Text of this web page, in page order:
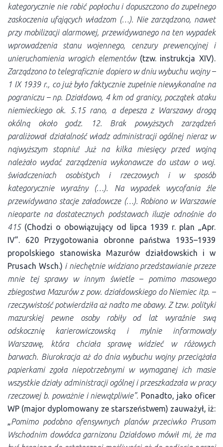
kategorycznie nie robić popłochu i dopuszczono do zupełnego
zaskoczenia ufających władzom (…). Nie zarządzono, nawet
przy mobilizacji alarmowej, przewidywanego na ten wypadek
wprowadzenia stanu wojennego, cenzury prewencyjnej i
unieruchomienia wrogich elementów (tzw. instrukcja XIV).
Zarządzono to telegraficznie dopiero w dniu wybuchu wojny –
1 IX 1939 r., co już było faktycznie zupełnie niewykonalne na
pograniczu – np. Działdowo, 4 km od granicy, początek ataku
niemieckiego ok. 5.15 rano, a depesza z Warszawy drogą
okólną około godz. 12. Brak powyższych zarządzeń
paraliżował działalność władz administracji ogólnej nieraz w
najwyższym stopniu! Już na kilka miesięcy przed wojną
należało wydać zarządzenia wykonawcze do ustaw o woj.
świadczeniach osobistych i rzeczowych i w sposób
kategorycznie wyraźny (…). Na wypadek wycofania źle
przewidywano stacje załadowcze (…). Robiono w Warszawie
nieoparte na dostatecznych podstawach iluzje odnośnie do
415 (Chodzi o obowiązujący od lipca 1939 r. plan „Apr.
IV”. 620 Przygotowania obronne państwa 1935–1939
propolskiego stanowiska Mazurów działdowskich i w
Prusach Wsch.) i niechętnie widziano przedstawianie przeze
mnie tej sprawy w innym świetle – pomimo masowego
zbiegostwa Mazurów z pow. działdowskiego do Niemiec itp. –
rzeczywistość potwierdziła aż nadto me obawy. Z tzw. polityki
mazurskiej pewne osoby robiły od lat wyraźnie swą
odskocznię karierowiczowską i mylnie informowały
Warszawę, która chciała sprawę widzieć w różowych
barwach. Biurokracja aż do dnia wybuchu wojny przeciążała
papierkami zgoła niepotrzebnymi w wymaganej ich masie
wszystkie działy administracji ogólnej i przeszkadzała w pracy
rzeczowej b. poważnie i niewątpliwie”. Ponadto, jako oficer
WP (major dyplomowany ze starszeństwem) zauważył, iż:
„Pomimo podobno ofensywnych planów przeciwko Prusom
Wschodnim dowódca garnizonu Działdowo mówił mi, że ma